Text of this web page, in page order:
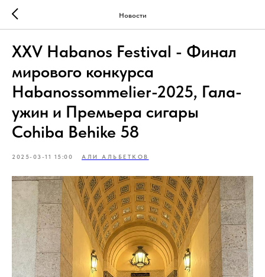
Новости
XXV Habanos Festival - Финал
мирового конкурса
Habanossommelier-2025, Гала-
ужин и Премьера сигары
Cohiba Behike 58
2025-03-11 15:00 АЛИ АЛЬБЕТКОВ